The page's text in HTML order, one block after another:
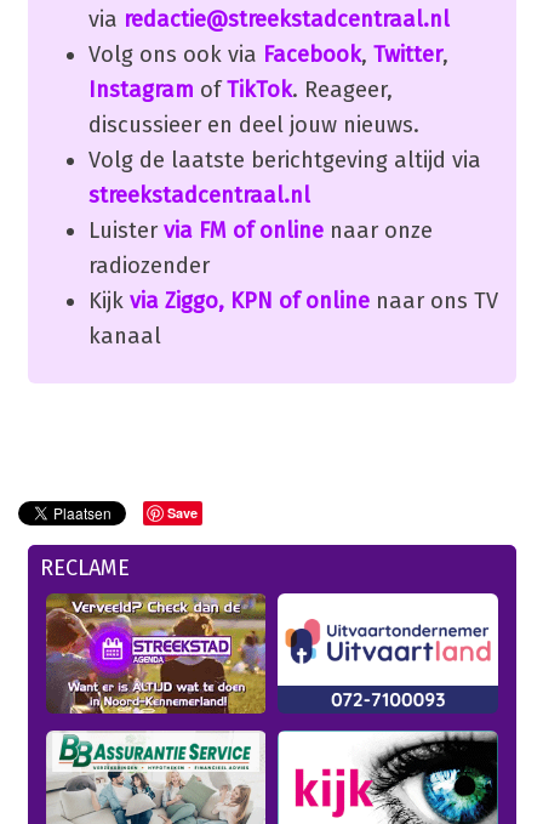
via redactie@streekstadcentraal.nl
Volg ons ook via Facebook, Twitter,
Instagram ofTikTok. Reageer,
discussieer en deel jouw nieuws.
Volg de laatste berichtgeving altijd via
streekstadcentraal.nl
Luister via FM of onlinenaar onze
radiozender
Kijk via Ziggo, KPN of onlinenaar ons TV
kanaal
Save
RECLAME